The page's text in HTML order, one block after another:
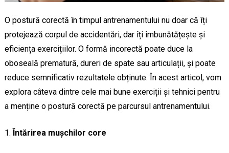
O postură corectă în timpul antrenamentului nu doar că îți
protejează corpul de accidentări, dar îți îmbunătățește și
eficiența exercițiilor. O formă incorectă poate duce la
oboseală prematură, dureri de spate sau articulații, și poate
reduce semnificativ rezultatele obținute. În acest articol, vom
explora câteva dintre cele mai bune exerciții și tehnici pentru
a menține o postură corectă pe parcursul antrenamentului.
Întărirea mușchilor core